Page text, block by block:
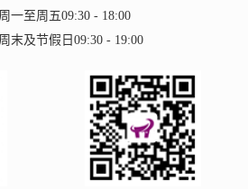
周一至周五09:30 - 18:00
周末及节假日09:30 - 19:00